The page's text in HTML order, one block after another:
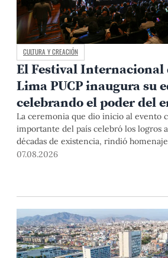
CULTURA Y CREACIÓN
El Festival Internacional
Lima PUCP inaugura su
celebrando el poder del
La ceremonia que dio inicio al evento
importante del país celebró los logros
décadas de existencia, rindió
Mariana Rondón y Marité Ugás, y
07.08.2026